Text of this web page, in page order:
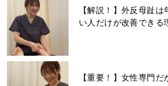
【解説！】外反母趾
い人だけが改善できる
【重要！】女性専門